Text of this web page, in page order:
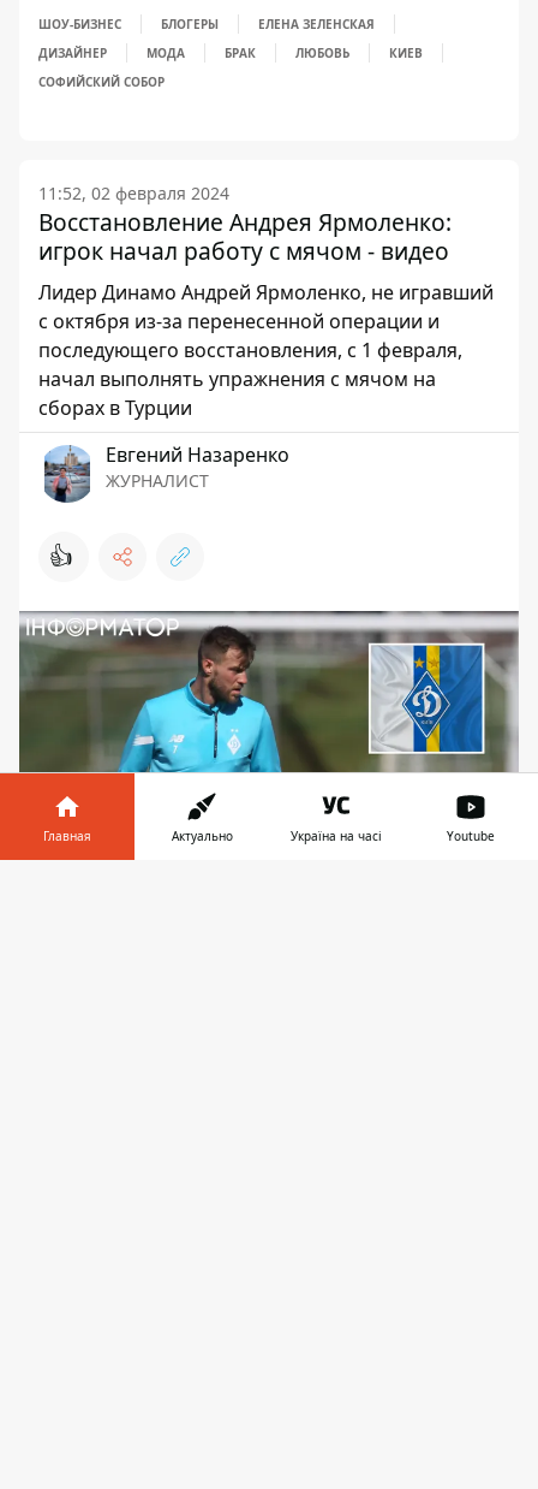
ШОУ-БИЗНЕС БЛОГЕРЫ
ЕЛЕНА ЗЕЛЕНСКАЯ
ДИЗАЙНЕР
МОДА БРАК ЛЮБОВЬ
КИЕВ
СОФИЙСКИЙ СОБОР
11:52, 02 февраля 2024
Восстановление Андрея Ярмоленко:
игрок начал работу с мячом - видео
Лидер Динамо Андрей Ярмоленко, не игравший
с октября из-за перенесенной операции и
последующего восстановления, с 1 февраля,
начал выполнять упражнения с мячом на
сборах в Турции
Евгений Назаренко
ЖУРНАЛИСТ
👍
Главная Актуально Україна на часі Youtube